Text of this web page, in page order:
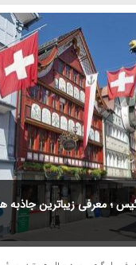
؛ معرفی زیباترین جاذبه